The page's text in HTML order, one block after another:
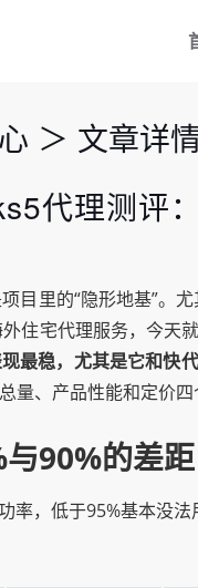
＞ 文章详
代理测评
目里的“隐形地基”。
住宅代理服务，今天
稳，尤其是它和快
量、产品性能和定价
90%的差
率，低于95%基本没